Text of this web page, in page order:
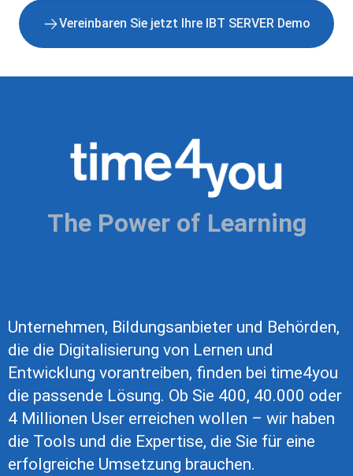
Vereinbaren Sie jetzt Ihre IBT SERVER Demo
The Power of Learning
Unternehmen, Bildungsanbieter und Behörden,
die die Digitalisierung von Lernen und
Entwicklung vorantreiben, finden bei time4you
die passende Lösung. Ob Sie 400, 40.000 oder
4 Millionen User erreichen wollen – wir haben
die Tools und die Expertise, die Sie für eine
erfolgreiche Umsetzung brauchen.